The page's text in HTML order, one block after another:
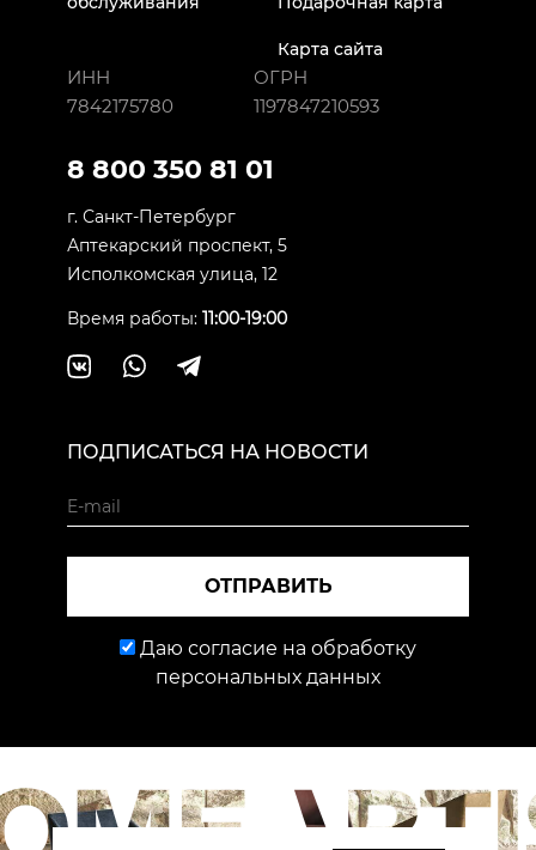
Карта сайта
ИНН
7842175780
ОГРН
1197847210593
8 800 350 81 01
г. Санкт-Петербург
Аптекарский проспект, 5
Исполкомская улица, 12
Время работы: 11:00-19:00
ПОДПИСАТЬСЯ НА НОВОСТИ
ОТПРАВИТЬ
Даю согласие на обработку
персональных данных